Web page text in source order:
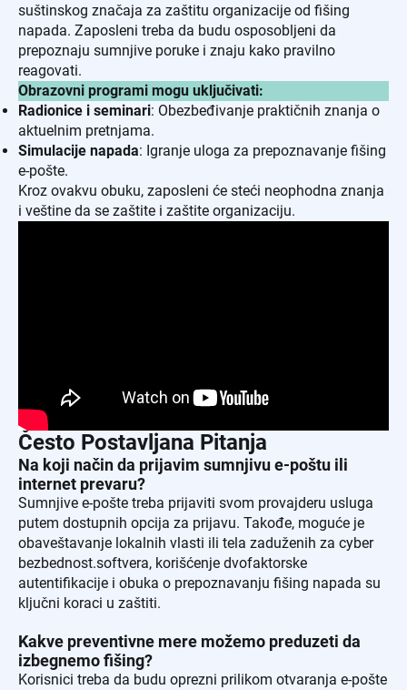
suštinskog značaja za zaštitu organizacije od fišing
napada. Zaposleni treba da budu osposobljeni da
prepoznaju sumnjive poruke i znaju kako pravilno
reagovati.
Obrazovni programi mogu uključivati:
Radionice i seminari: Obezbeđivanje praktičnih znanja o
aktuelnim pretnjama.
Simulacije napada: Igranje uloga za prepoznavanje fišing
e-pošte.
Kroz ovakvu obuku, zaposleni će steći neophodna znanja
i veštine da se zaštite i zaštite organizaciju.
Često Postavljana Pitanja
Na koji način da prijavim sumnjivu e-poštu ili
internet prevaru?
Sumnjive e-pošte treba prijaviti svom provajderu usluga
putem dostupnih opcija za prijavu. Takođe, moguće je
obaveštavanje lokalnih vlasti ili tela zaduženih za cyber
bezbednost.softvera, korišćenje dvofaktorske
autentifikacije i obuka o prepoznavanju fišing napada su
ključni koraci u zaštiti.
Kakve preventivne mere možemo preduzeti da
izbegnemo fišing?
Korisnici treba da budu oprezni prilikom otvaranja e-pošte